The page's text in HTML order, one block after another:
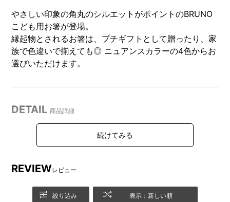
やさしい印象の角丸のシルエットがポイントのBRUNO
こども用お箸が登場。
縁起物とされるお箸は、プチギフトとして贈ったり、家
族で色違いで揃えても◎ ニュアンスカラーの4色からお
選びいただけます。
DETAIL商品詳細
カラーバリエーションは4色で
パッケージ
REVIEWレビュー
絞り込み 表示：新しい順